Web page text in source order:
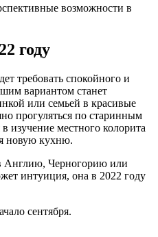
возможности в
году
требовать спокойного и
вариантом станет
или семьей в красивые
прогуляться по старинным
изучение местного колорита
новую кухню.
Англию, Черногорию или
интуиция, она в 2022 году
сентября.